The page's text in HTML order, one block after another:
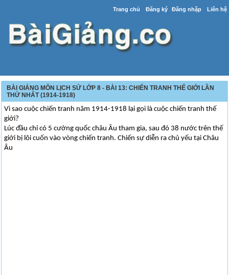
Trang chủ Đăng ký Đăng nhập Liên hệ
BÀI GIẢNG MÔN LỊCH SỬ LỚP 8 - BÀI 13: CHIẾN TRANH THẾ GIỚI LẦN
THỨ NHẤT (1914-1918)
Vì sao cuộc chiến tranh năm 1914-1918 lại gọi là cuộc chiến tranh thế
giới?
Lúc đầu chỉ có 5 cường quốc châu Âu tham gia, sau đó 38 nước trên thế
giới bị lôi cuốn vào vòng chiến tranh. Chiến sự diễn ra chủ yếu tại Châu
Âu